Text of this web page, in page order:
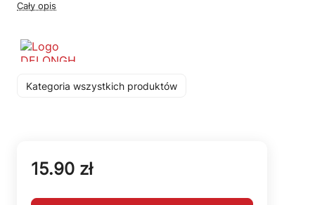
Cały opis
Kategoria wszystkich produktów
15.90 zł